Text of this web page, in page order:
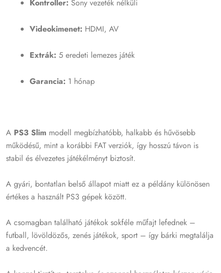
Kontroller: Sony vezeték nélküli
Videokimenet: HDMI, AV
Extrák: 5 eredeti lemezes játék
Garancia: 1 hónap
A PS3 Slim modell megbízhatóbb, halkabb és hűvösebb
működésű, mint a korábbi FAT verziók, így hosszú távon is
stabil és élvezetes játékélményt biztosít.
A gyári, bontatlan belső állapot miatt ez a példány különösen
értékes a használt PS3 gépek között.
A csomagban található játékok sokféle műfajt lefednek –
futball, lövöldözős, zenés játékok, sport – így bárki megtalálja
a kedvencét.